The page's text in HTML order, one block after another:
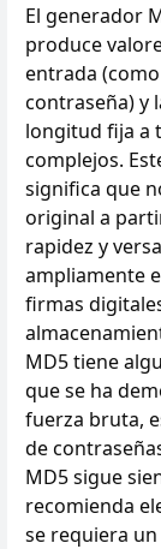
El generador
produce
entrada
contraseña) y
longitud fija a
complejos.
significa que
original a
rapidez y
ampliamente
firmas
MD5 tiene
que se ha
fuerza bruta,
de
MD5 sigue
recomienda
se requiera